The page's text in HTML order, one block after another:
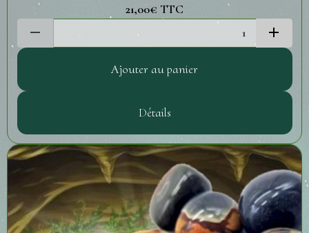
21,00€ TTC
Ajouter au panier
Détails